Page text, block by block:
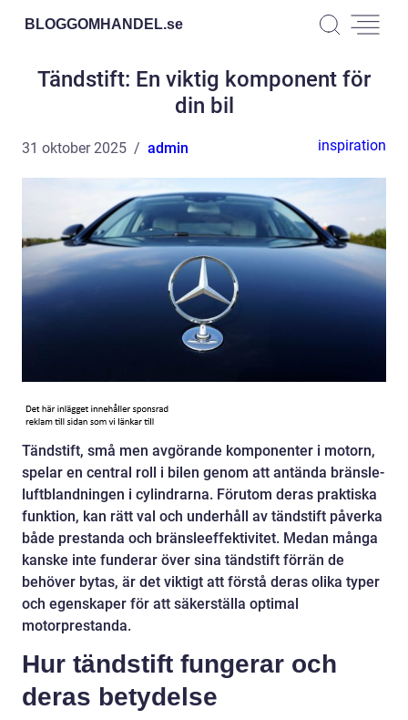
BLOGGOMHANDEL.se
Tändstift: En viktig komponent för
din bil
31 oktober 2025 admin inspiration
Tändstift, små men avgörande komponenter i motorn,
spelar en central roll i bilen genom att antända bränsle-
luftblandningen i cylindrarna. Förutom deras praktiska
funktion, kan rätt val och underhåll av tändstift påverka
både prestanda och bränsleeffektivitet. Medan många
kanske inte funderar över sina tändstift förrän de
behöver bytas, är det viktigt att förstå deras olika typer
och egenskaper för att säkerställa optimal
motorprestanda.
Hur tändstift fungerar och
deras betydelse